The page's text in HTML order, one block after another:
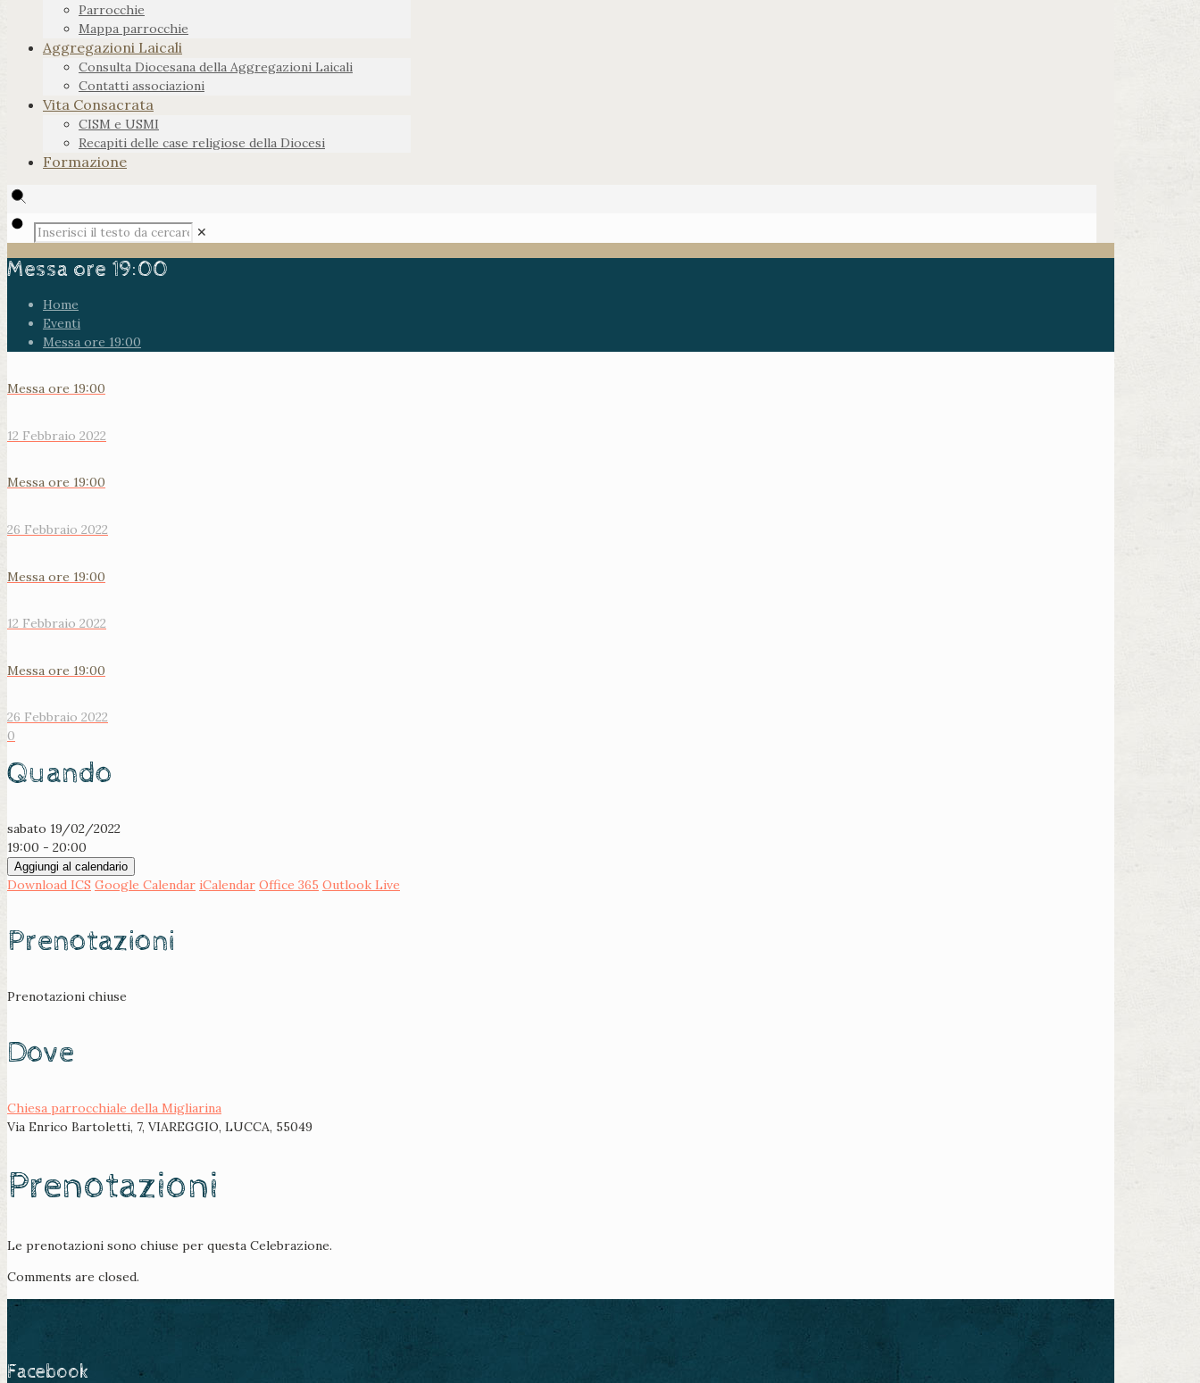
Parrocchie
Mappa parrocchie
Aggregazioni Laicali
Consulta Diocesana della Aggregazioni Laicali
Contatti associazioni
Vita Consacrata
CISM e USMI
Recapiti delle case religiose della Diocesi
Formazione
✕
Messa ore 19:00
Home
Eventi
Messa ore 19:00
Messa ore 19:00
12 Febbraio 2022
Messa ore 19:00
26 Febbraio 2022
Messa ore 19:00
12 Febbraio 2022
Messa ore 19:00
26 Febbraio 2022
0
Quando
sabato 19/02/2022
19:00 - 20:00
Aggiungi al calendario
Download ICS Google Calendar iCalendar Office 365 Outlook Live
Prenotazioni
Prenotazioni chiuse
Dove
Chiesa parrocchiale della Migliarina
Via Enrico Bartoletti, 7, VIAREGGIO, LUCCA, 55049
Prenotazioni
Le prenotazioni sono chiuse per questa Celebrazione.
Comments are closed.
Facebook